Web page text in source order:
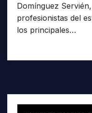
Domínguez
profesionistas del
los principales…